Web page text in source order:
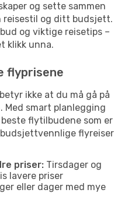
og sette sammen
reisestil og ditt budsjett.
og viktige reisetips –
klikk unna.
flyprisene
ikke at du må gå på
Med smart planlegging
flytilbudene som er
flyreiser
priser: Tirsdager og
lavere priser
eller dager med mye